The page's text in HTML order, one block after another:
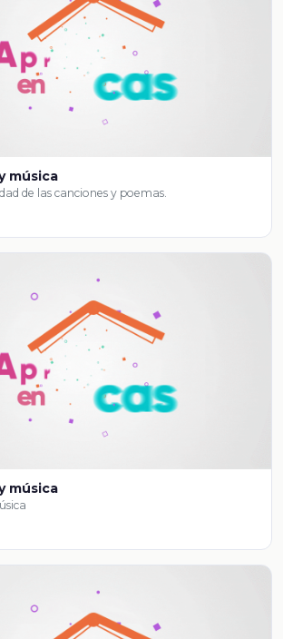
música
de las canciones y poemas.
música